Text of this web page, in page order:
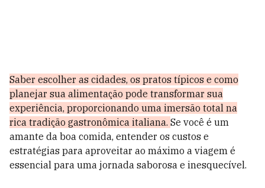
Saber escolher as cidades, os pratos típicos e como
planejar sua alimentação pode transformar sua
experiência, proporcionando uma imersão total na
rica tradição gastronômica italiana. Se você é um
amante da boa comida, entender os custos e
estratégias para aproveitar ao máximo a viagem é
essencial para uma jornada saborosa e inesquecível.